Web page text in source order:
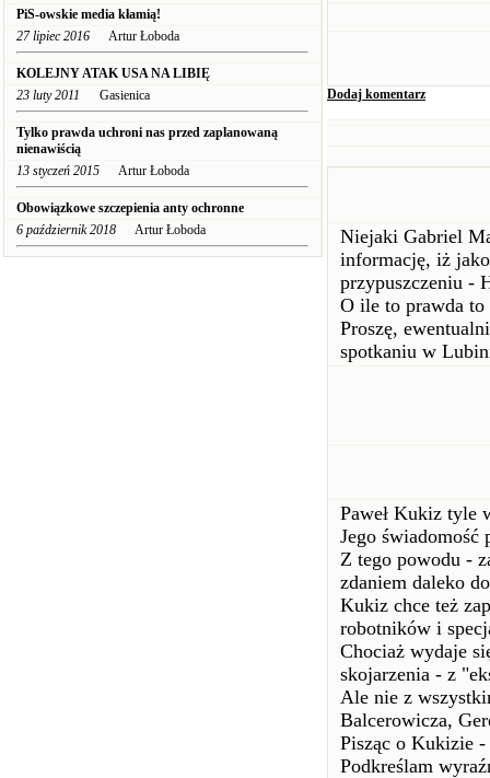
PiS-owskie media kłamią!
27 lipiec 2016 Artur Łoboda
KOLEJNY ATAK USA NA LIBIĘ
23 luty 2011 Gasienica
Tylko prawda uchroni nas przed zaplanowaną
nienawiścią
13 styczeń 2015 Artur Łoboda
Obowiązkowe szczepienia anty ochronne
6 październik 2018 Artur Łoboda
Dodaj komentarz
Niejaki Gabriel
informację, iż
przypuszczeniu -
O ile to prawda to
Proszę,
spotkaniu w
Paweł Kukiz tyle
Jego
Z tego powodu -
zdaniem daleko
Kukiz chce też
robotników i
Chociaż wydaje
skojarzenia - z
Ale nie z
Balcerowicza,
Pisząc o Kukizie
Podkreślam